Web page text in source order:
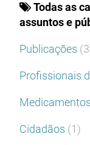
Todas as
assuntos e
Publicações
Profissionais
Cidadãos (1)